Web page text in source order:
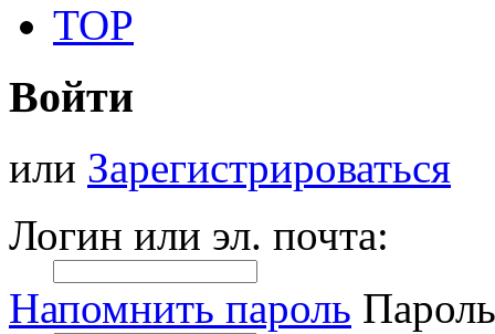
TOP
Войти
или Зарегистрироваться
Логин или эл. почта:
Напомнить пароль